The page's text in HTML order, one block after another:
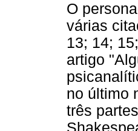
O
várias
13; 14;
artigo
no último
três